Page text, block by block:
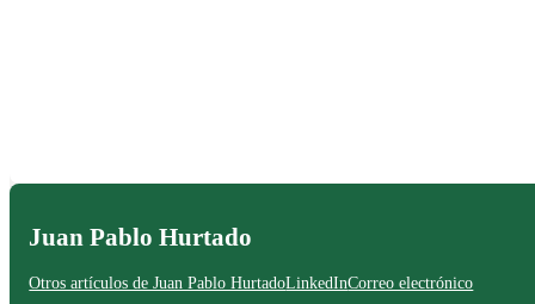
Juan Pablo Hurtado
Otros artículos de Juan Pablo HurtadoLinkedInCorreo electrónico